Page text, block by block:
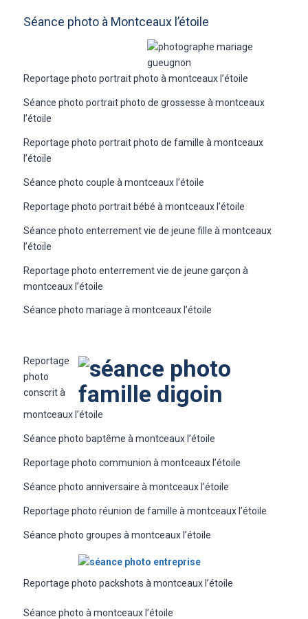
Séance photo à Montceaux l’étoile
Reportage photo portrait photo à montceaux l’étoile
Séance photo portrait photo de grossesse à montceaux
l’étoile
Reportage photo portrait photo de famille à montceaux
l’étoile
Séance photo couple à montceaux l’étoile
Reportage photo portrait bébé à montceaux l’étoile
Séance photo enterrement vie de jeune fille à montceaux
l’étoile
Reportage photo enterrement vie de jeune garçon à
montceaux l’étoile
Séance photo mariage à montceaux l’étoile
Reportage
photo
conscrit à
montceaux l’étoile
Séance photo baptême à montceaux l’étoile
Reportage photo communion à montceaux l’étoile
Séance photo anniversaire à montceaux l’étoile
Reportage photo réunion de famille à montceaux l’étoile
Séance photo groupes à montceaux l’étoile
Reportage photo packshots à montceaux l’étoile
Séance photo à montceaux l’étoile